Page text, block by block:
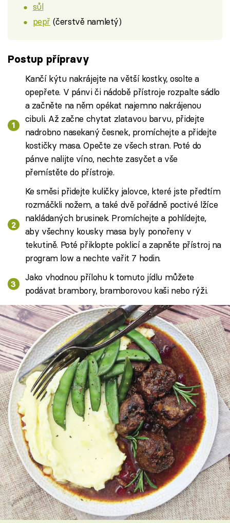
sůl
pepř (čerstvě namletý)
Postup přípravy
Kančí kýtu nakrájejte na větší kostky, osolte a
opepřete. V pánvi či nádobě přístroje rozpalte sádlo
a začněte na něm opékat na­jemno nakrájenou
cibuli. Až začne chytat zlatavou barvu, přidej­te
nadrobno nasekaný česnek, promíchejte a přidejte
kostičky masa. Opečte ze všech stran. Poté do
pánve nalijte víno, nechte zasyčet a vše
přemístěte do přístroje.
Ke směsi přidejte kuličky jalovce, které jste předtím
rozmáčkli nožem, a také dvě pořádně poctivé lžíce
nakládaných brusinek. Promíchejte a pohlídejte,
aby všechny kousky masa byly pono­řeny v
tekutině. Poté přiklopte poklicí a zapněte přístroj na
program low a nechte vařit 7 hodin.
Jako vhodnou přílohu k tomuto jídlu můžete
podávat brambory, bramborovou kaši nebo rýži.